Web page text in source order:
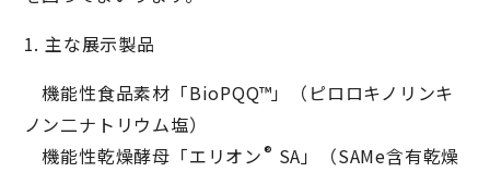
1. 主な展示製品
機能性食品素材「BioPQQ™」（ピロロキノリンキ
ノン二ナトリウム塩）
機能性乾燥酵母「エリオン® SA」（SAMe含有乾燥